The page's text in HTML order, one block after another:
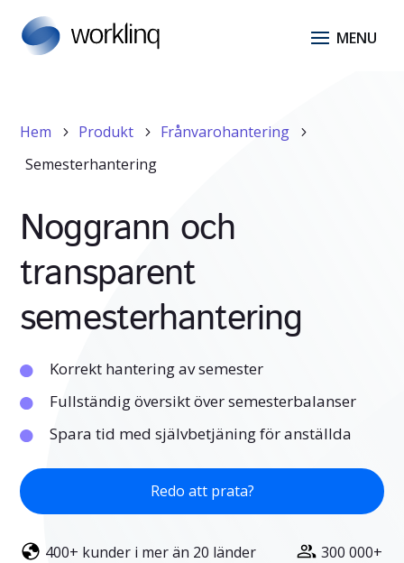
Hem 5 Produkt 5 Frånvarohantering 5
Semesterhantering
Noggrann och
transparent
semesterhantering
Korrekt hantering av semester
Fullständig översikt över semesterbalanser
Spara tid med självbetjäning för anställda
Redo att prata?
400+ kunder i mer än 20 länder
300 000+